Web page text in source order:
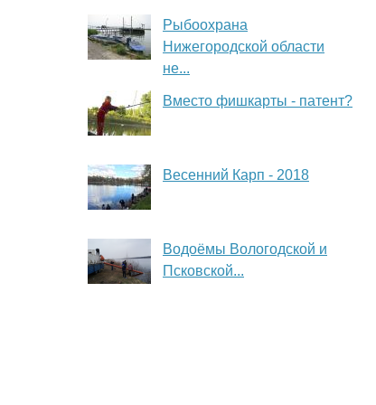
Рыбоохрана
Нижегородской области
не...
Вместо фишкарты - патент?
Весенний Карп - 2018
Водоёмы Вологодской и
Псковской...